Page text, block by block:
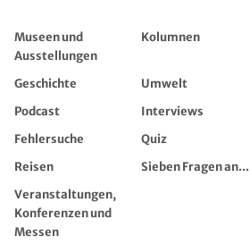
Museen und
Ausstellungen
Kolumnen
Geschichte Umwelt
Podcast
Interviews
Fehlersuche
Quiz
Reisen
Sieben Fragen an...
Veranstaltungen,
Konferenzen und
Messen